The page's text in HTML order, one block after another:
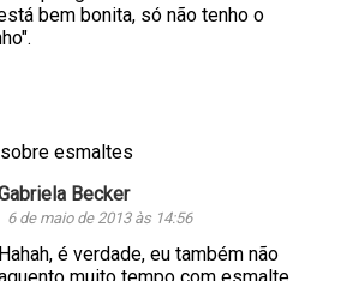
bem bonita, só não tenho o
esmaltes
Becker
6 de maio de 2013 às 14:56
Hahah, é verdade, eu também não
muito tempo com esmalte